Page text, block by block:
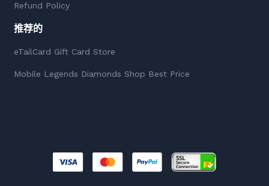
Refund Policy
推荐的
eTailCard Gift Card Store
Mobile Legends Diamonds Shop Best Price